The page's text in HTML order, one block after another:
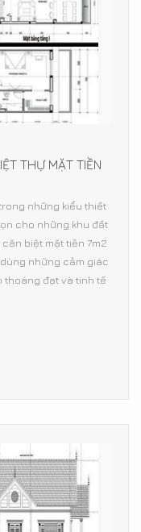
THỰ MẶT TIỀN
những kiểu thiết
cho những khu đất
biệt mặt tiền 7m2
những cảm giác
thoáng đạt và tinh tế